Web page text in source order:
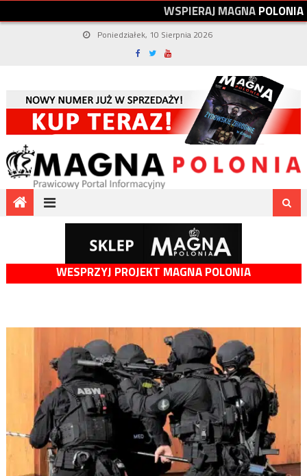
WSPIERAJMAGNAPOLONIA
Poniedziałek, 10 Sierpnia 2026
WESPRZYJ PROJEKT MAGNA POLONIA